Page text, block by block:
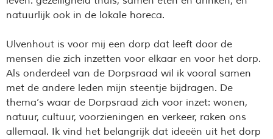
natuurlijk ook in de lokale horeca.
Ulvenhout is voor mij een dorp dat leeft door de
mensen die zich inzetten voor elkaar en voor het dorp.
Als onderdeel van de Dorpsraad wil ik vooral samen
met de andere leden mijn steentje bijdragen. De
thema’s waar de Dorpsraad zich voor inzet: wonen,
natuur, cultuur, voorzieningen en verkeer, raken ons
allemaal. Ik vind het belangrijk dat ideeën uit het dorp